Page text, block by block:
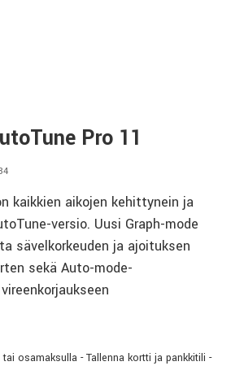
Pro 11
kaikkien aikojen kehittynein ja
versio. Uusi Graph-mode
sävelkorkeuden ja ajoituksen
sekä Auto-mode-
osamaksulla - Tallenna kortti ja pankkitili -